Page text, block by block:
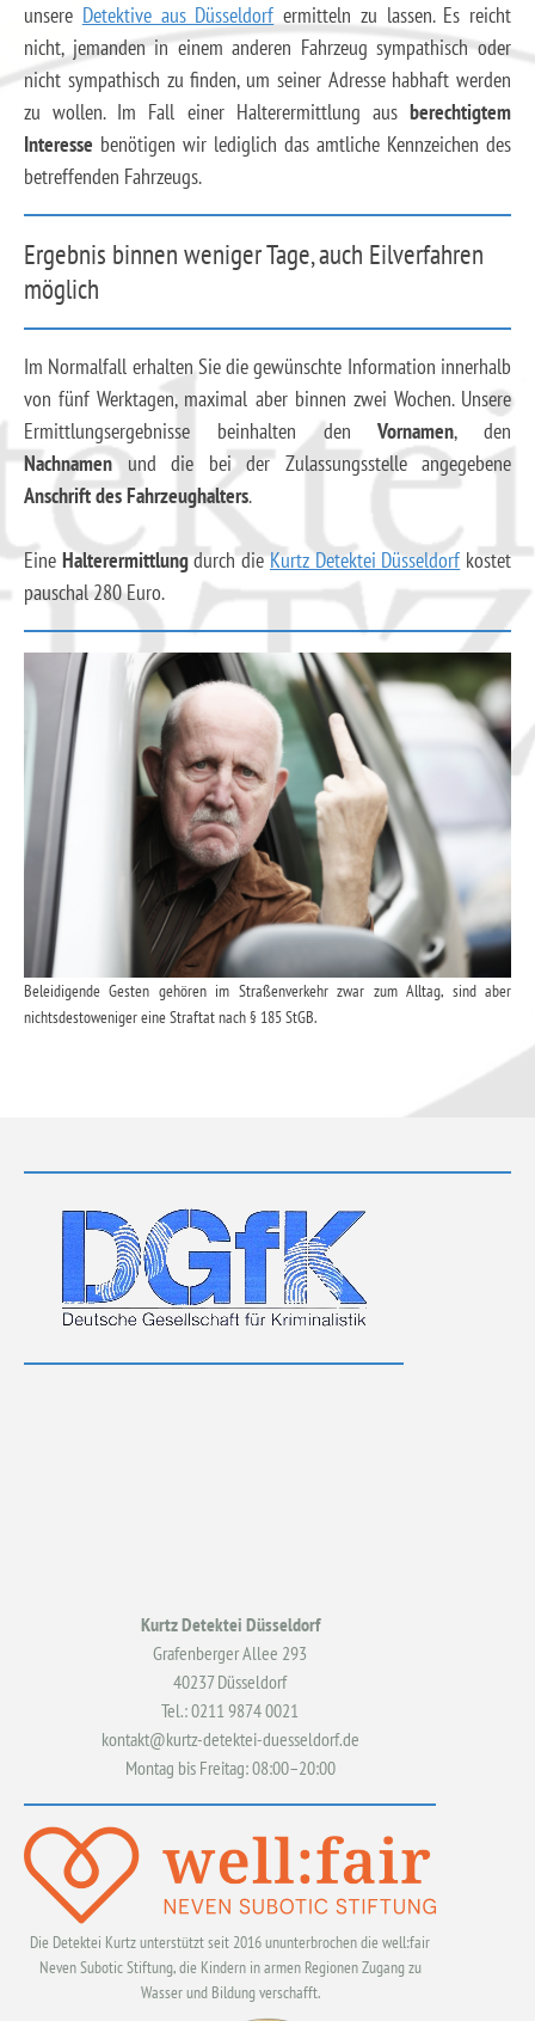
unsere Detektive aus Düsseldorf ermitteln zu lassen. Es reicht
nicht, jemanden in einem anderen Fahrzeug sympathisch oder
nicht sympathisch zu finden, um seiner Adresse habhaft werden
zu wollen. Im Fall einer Halterermittlung aus berechtigtem
Interesse benötigen wir lediglich das amtliche Kennzeichen des
betreffenden Fahrzeugs.
Ergebnis binnen weniger Tage, auch Eilverfahren
möglich
Im Normalfall erhalten Sie die gewünschte Information innerhalb
von fünf Werktagen, maximal aber binnen zwei Wochen. Unsere
Ermittlungsergebnisse beinhalten denVornamen, den
Nachnamenund die bei der Zulassungsstelle angegebene
Anschrift des Fahrzeughalters.
Eine Halterermittlungdurch dieKurtz Detektei Düsseldorf kostet
pauschal 280 Euro.
Beleidigende Gesten gehören im Straßenverkehr zwar zum Alltag, sind aber
nichtsdestoweniger eine Straftat nach § 185 StGB.
Kurtz Detektei Düsseldorf
Grafenberger Allee 293
40237 Düsseldorf
Tel.: 0211 9874 0021
kontakt@kurtz-detektei-duesseldorf.de
Montag bis Freitag: 08:00–20:00
Die Detektei Kurtz unterstützt seit 2016 ununterbrochen die well:fair
Neven Subotic Stiftung, die Kindern in armen Regionen Zugang zu
Wasser und Bildung verschafft.